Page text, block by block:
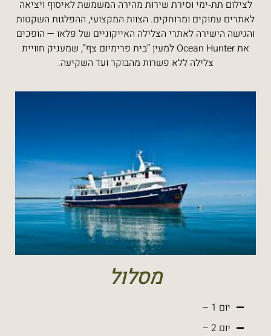
לצילום תת‑ימי וסירת שירות מהירה המשמשת לאיסוף ויציאה
לאתרים עמוקים ומרוחקים. הצוות המקצועי, ההפלגות השקטות
והגישה הישירה לאתרי הצלילה האייקוניים של פלאו — הופכים
את Ocean Hunter למעין “בית פרימיום צף”, שמעניק חוויית
צלילה ללא פשרות מהבוקר ועד השקיעה.
מסלול
יום 1 –
יום 2 –